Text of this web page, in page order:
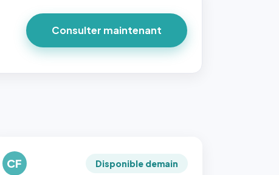
Consulter maintenant
CF Disponible demain